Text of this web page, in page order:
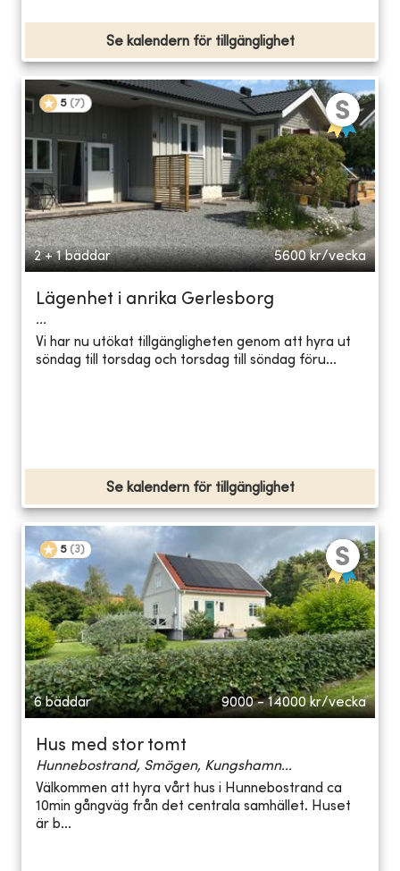
Se kalendern för tillgänglighet
5 (7)
2 + 1 bäddar 5600 kr/vecka
Lägenhet i anrika Gerlesborg
...
Vi har nu utökat tillgängligheten genom att hyra ut
söndag till torsdag och torsdag till söndag föru...
Se kalendern för tillgänglighet
5 (3)
6 bäddar 9000 - 14000 kr/vecka
Hus med stor tomt
Hunnebostrand, Smögen, Kungshamn...
Välkommen att hyra vårt hus i Hunnebostrand ca
10min gångväg från det centrala samhället. Huset
är b...